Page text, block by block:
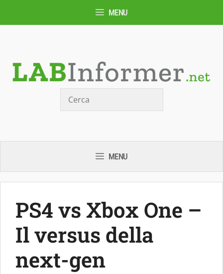
MENU
MENU
PS4 vs Xbox One –
Il versus della
next-gen